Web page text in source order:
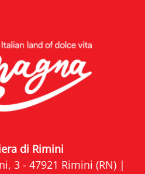
di Rimini
3 - 47921 Rimini (RN) |